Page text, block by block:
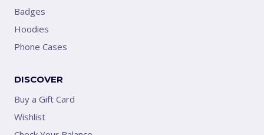
Badges
Hoodies
Phone Cases
DISCOVER
Buy a Gift Card
Wishlist